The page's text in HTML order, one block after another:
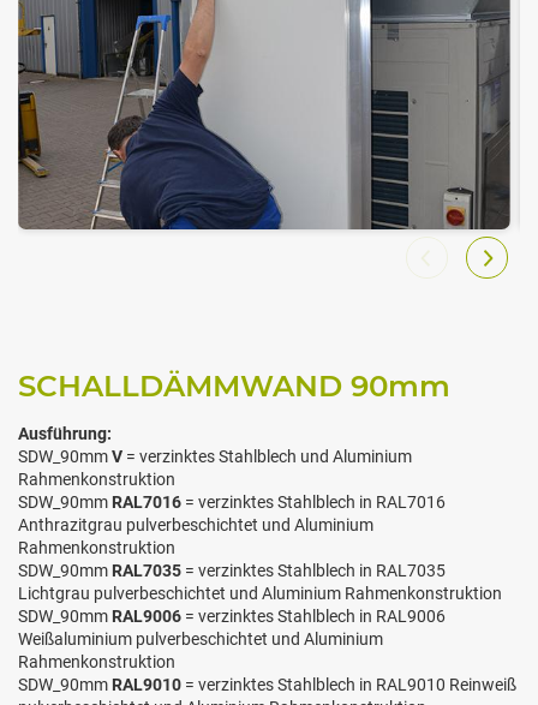
SCHALLDÄMMWAND 90mm
Ausführung:
SDW_90mmV = verzinktes Stahlblech und Aluminium
Rahmenkonstruktion
SDW_90mm RAL7016 = verzinktes Stahlblech in RAL7016
Anthrazitgrau pulverbeschichtet und Aluminium
Rahmenkonstruktion
SDW_90mm RAL7035 = verzinktes Stahlblech in RAL7035
Lichtgrau pulverbeschichtet und Aluminium Rahmenkonstruktion
SDW_90mm RAL9006 = verzinktes Stahlblech in RAL9006
Weißaluminium pulverbeschichtet und Aluminium
Rahmenkonstruktion
SDW_90mm RAL9010 = verzinktes Stahlblech in RAL9010 Reinweiß